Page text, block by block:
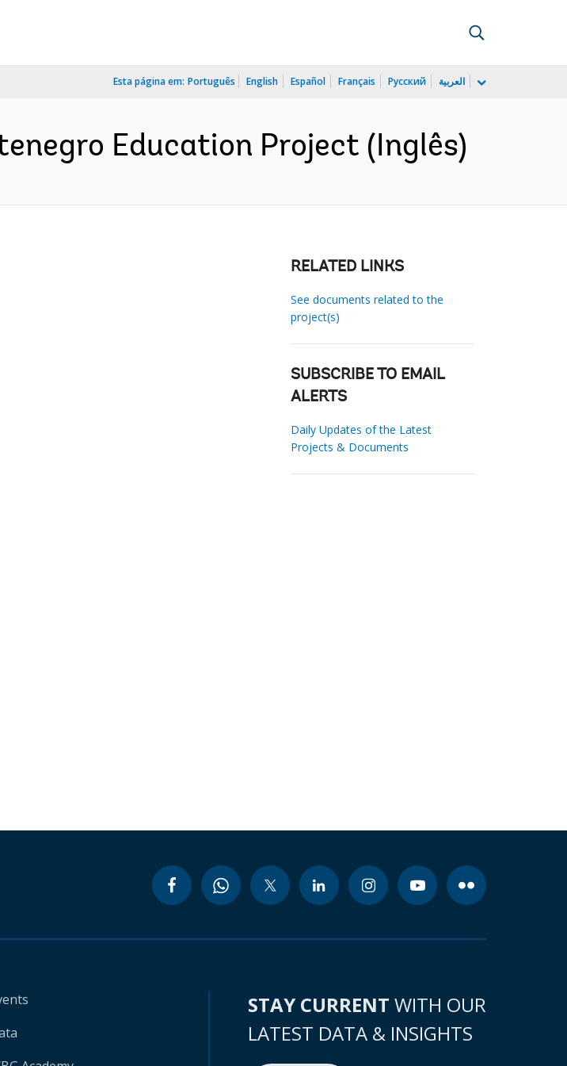
Esta página em: Português English Español Français Русский العربية
Education Project (Inglês)
RELATED LINKS
See documents related to the
project(s)
SUBSCRIBE TO EMAIL
ALERTS
Daily Updates of the Latest
Projects & Documents
STAY CURRENT WITH OUR
LATEST DATA & INSIGHTS